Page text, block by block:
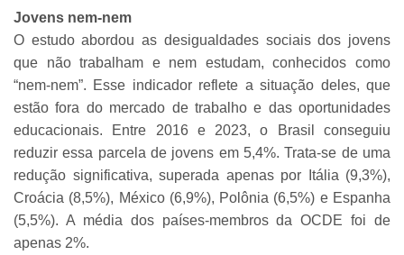
Jovens nem-nem
O estudo abordou as desigualdades sociais dos jovens
que não trabalham e nem estudam, conhecidos como
“nem-nem”. Esse indicador reflete a situação deles, que
estão fora do mercado de trabalho e das oportunidades
educacionais. Entre 2016 e 2023, o Brasil conseguiu
reduzir essa parcela de jovens em 5,4%. Trata-se de uma
redução significativa, superada apenas por Itália (9,3%),
Croácia (8,5%), México (6,9%), Polônia (6,5%) e Espanha
(5,5%). A média dos países-membros da OCDE foi de
apenas 2%.